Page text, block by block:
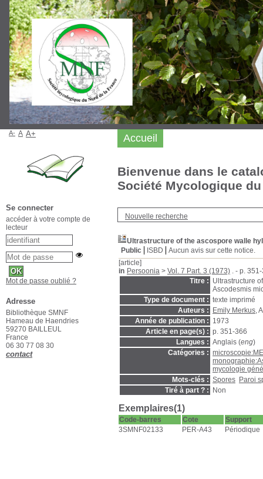
Bienvenue dans le
Société Mycologique
Nouvelle recherche
Ultrastructure of the ascospore walle
Public
ISBD
Aucun avis sur cette notice.
[article]
in Persoonia > Vol. 7 Part. 3 (1973) . - p.
Titre : Ultrastructure
Ascodesmis
Type de document : texte imprimé
Auteurs :
Emily Merkus,
Année de publication : 1973
Article en page(s) : p. 351-366
Langues : Anglais (eng)
Catégories :
mycologie
Mots-clés : Spores Paroi
Tiré à part ? :
Non
Exemplaires(1)
Code-barres Cote
Support
3SMNF02133
PER-A43 Périodique
Accueil
A- A A+
Se connecter
accéder à votre compte de
lecteur
Mot de passe oublié ?
Adresse
Bibliothèque SMNF
Hameau de Haendries
59270 BAILLEUL
France
06 30 77 08 30
contact